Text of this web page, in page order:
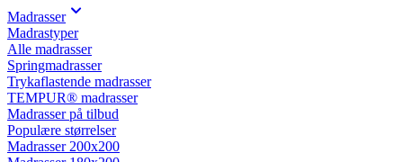
Madrasser
Madrastyper
Alle madrasser
Springmadrasser
Trykaflastende madrasser
TEMPUR® madrasser
Madrasser på tilbud
Populære størrelser
Madrasser 200x200